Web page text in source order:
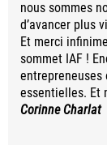
nous sommes
d’avancer plus
Et merci
sommet IAF !
entrepreneuses
essentielles. Et
Corinne Charlat